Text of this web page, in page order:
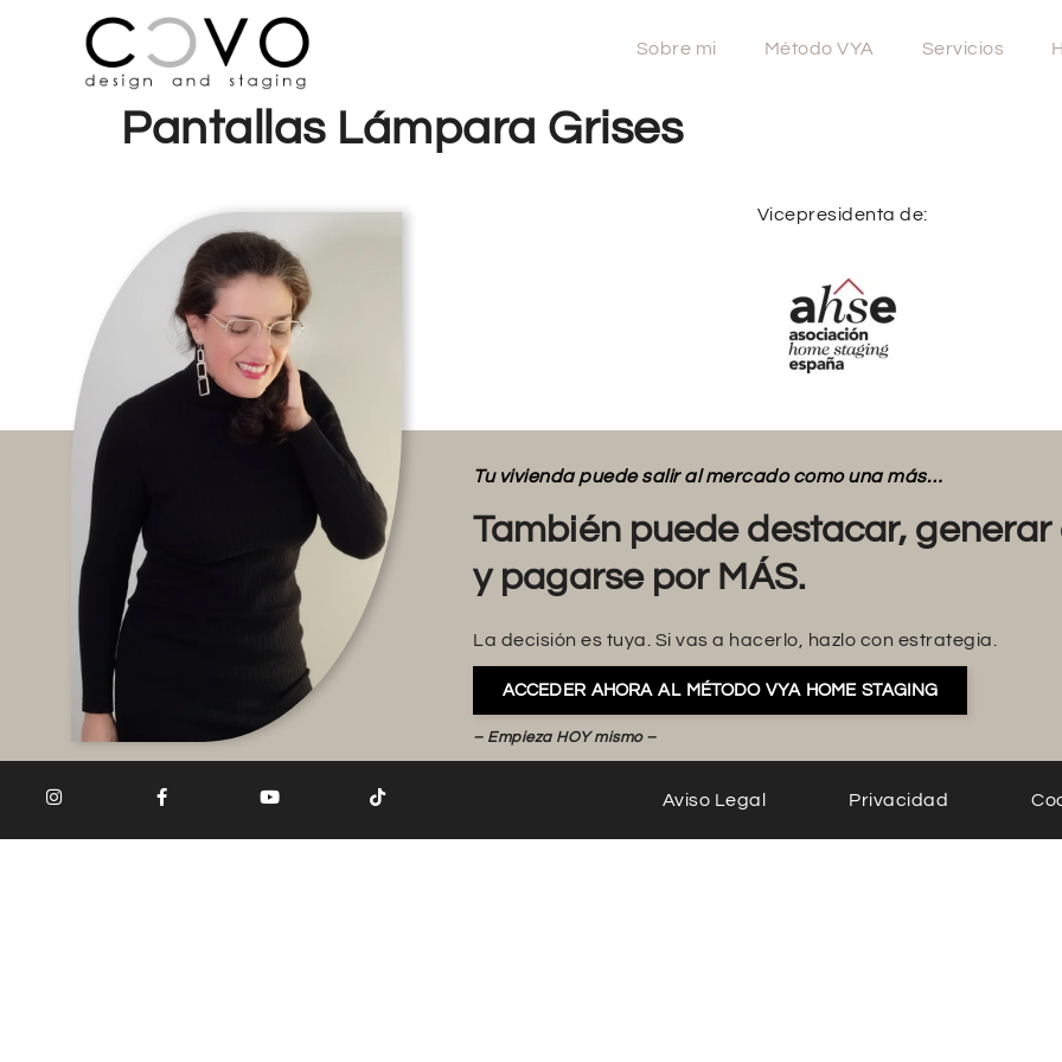
Sobre mi Método VYA Servicios
Pantallas Lámpara Grises
Vicepresidenta de:
Tu vivienda puede salir al mercado como una más…
También puede destacar, generar
y pagarse por MÁS.
La decisión es tuya. Si vas a hacerlo, hazlo con estrategia.
ACCEDER AHORA AL MÉTODO VYA HOME STAGING
– Empieza HOY mismo –
Aviso Legal Privacidad